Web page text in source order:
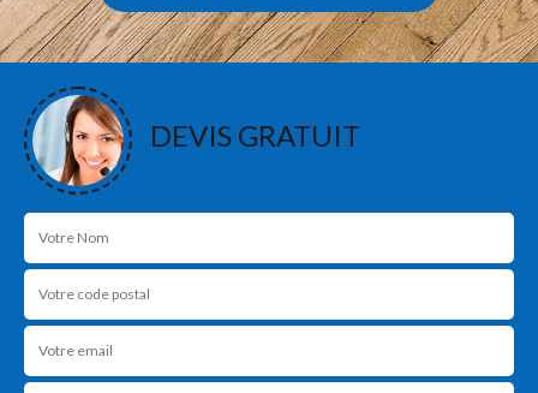
DEVIS GRATUIT